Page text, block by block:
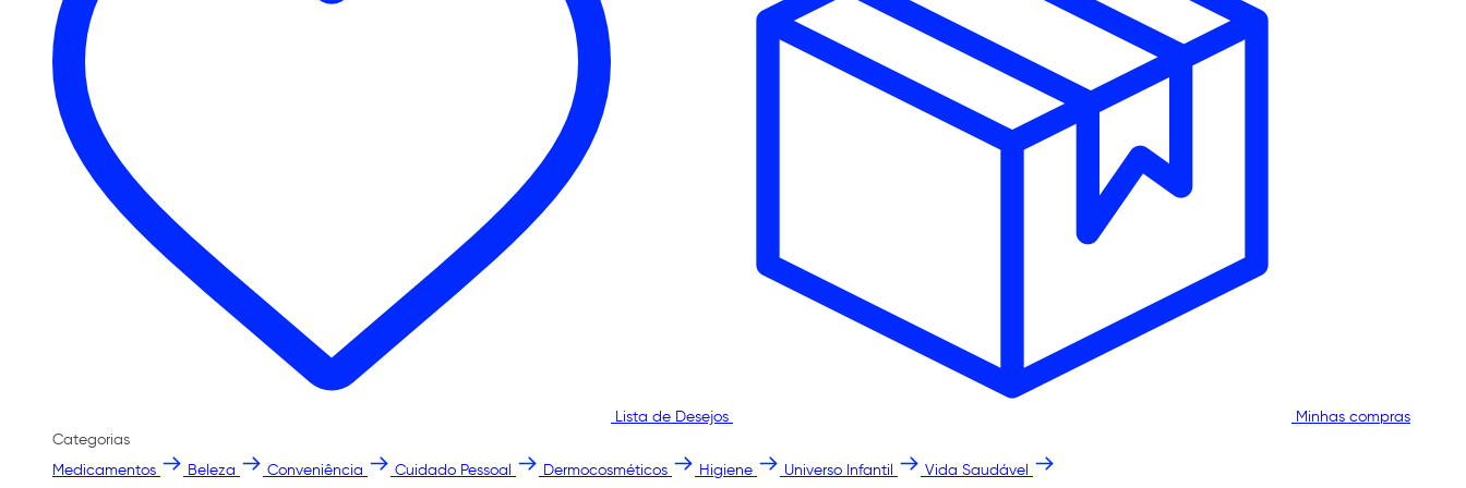
Lista de Desejos
Minhas compras
Categorias
Medicamentos
Beleza Conveniência Cuidado Pessoal Dermocosméticos Higiene Universo Infantil Vida Saudável